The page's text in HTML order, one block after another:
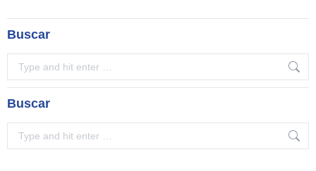
Buscar
Buscar